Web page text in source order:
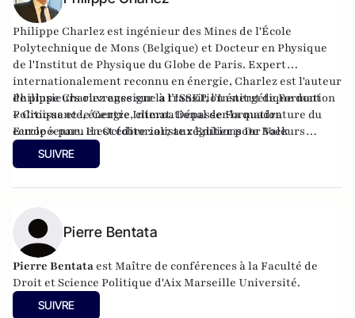
Philippe Charlez est ingénieur des Mines de l'École
Polytechnique de Mons (Belgique) et Docteur en Physique
de l'Institut de Physique du Globe de Paris. Expert
internationalement reconnu en énergie, Charlez est l'auteur
de plusieurs ouvrages sur la transition énergétique dont
« Croissance, énergie, climat. Dépasser la quadrature du
cercle » paru en Octobre 2017 aux Editions De Boek
supérieur et « L’utopie de la croissance verte. Les lois de la
thermodynamique sociale » paru en octobre 2021 aux
Philippe Charlez enseigne à l’ISSEP, l'Institut de Formation
Politique et le Centre International de Formation
Européenne. Il est éditorialiste régulier pour Valeurs
Actuelles, , Atlantico, le Point, le Figaro et le JDD. Il
intervient régulièrement sur BFMTv, France TV info, Cnews,
SUIVRE
Pierre Bentata
Pierre Bentata est Maître de conférences à la Faculté de
Droit et Science Politique d'Aix Marseille Université.
SUIVRE